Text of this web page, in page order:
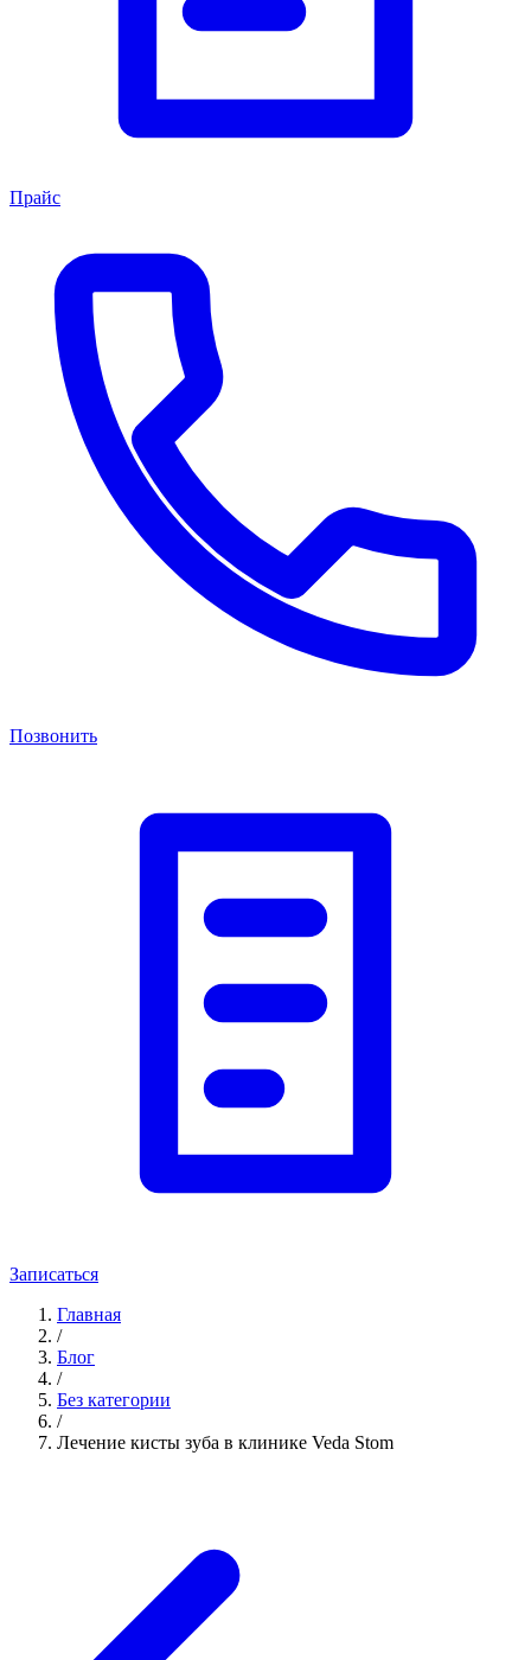
Прайс
Позвонить
Записаться
Главная
/
Блог
/
Без категории
/
Лечение кисты зуба в клинике Veda Stom